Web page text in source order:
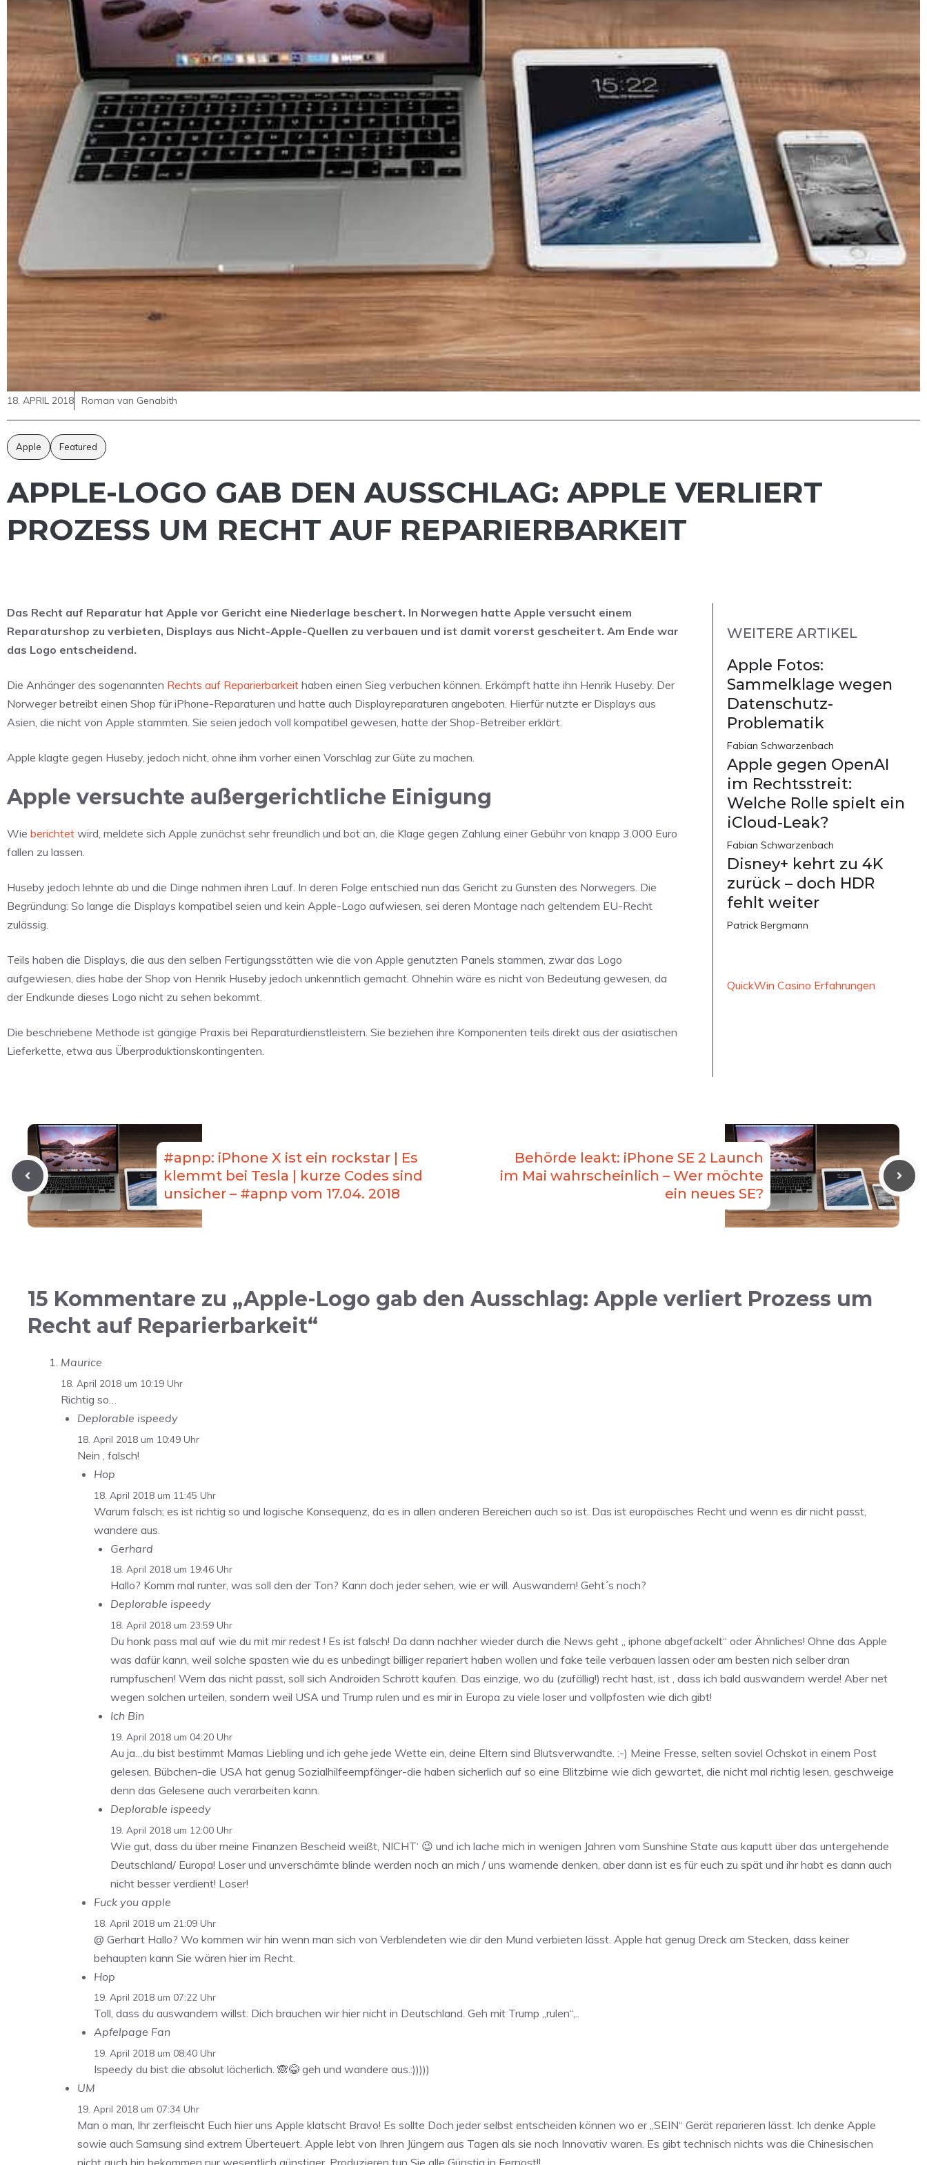
18. APRIL 2018 Roman van Genabith
Apple Featured
APPLE-LOGO GAB DEN AUSSCHLAG: APPLE VERLIERT
PROZESS UM RECHT AUF REPARIERBARKEIT
Das Recht auf Reparatur hat Apple vor Gericht eine Niederlage beschert. In Norwegen hatte Apple versucht einem
Reparaturshop zu verbieten, Displays aus Nicht-Apple-Quellen zu verbauen und ist damit vorerst gescheitert. Am Ende war
das Logo entscheidend.
Die Anhänger des sogenannten Rechts auf Reparierbarkeit haben einen Sieg verbuchen können. Erkämpft hatte ihn Henrik Huseby. Der
Norweger betreibt einen Shop für iPhone-Reparaturen und hatte auch Displayreparaturen angeboten. Hierfür nutzte er Displays aus
Asien, die nicht von Apple stammten. Sie seien jedoch voll kompatibel gewesen, hatte der Shop-Betreiber erklärt.
Apple klagte gegen Huseby, jedoch nicht, ohne ihm vorher einen Vorschlag zur Güte zu machen.
Apple versuchte außergerichtliche Einigung
Wie berichtet wird, meldete sich Apple zunächst sehr freundlich und bot an, die Klage gegen Zahlung einer Gebühr von knapp 3.000 Euro
fallen zu lassen.
Huseby jedoch lehnte ab und die Dinge nahmen ihren Lauf. In deren Folge entschied nun das Gericht zu Gunsten des Norwegers. Die
Begründung: So lange die Displays kompatibel seien und kein Apple-Logo aufwiesen, sei deren Montage nach geltendem EU-Recht
zulässig.
Teils haben die Displays, die aus den selben Fertigungsstätten wie die von Apple genutzten Panels stammen, zwar das Logo
aufgewiesen, dies habe der Shop von Henrik Huseby jedoch unkenntlich gemacht. Ohnehin wäre es nicht von Bedeutung gewesen, da
der Endkunde dieses Logo nicht zu sehen bekommt.
Die beschriebene Methode ist gängige Praxis bei Reparaturdienstleistern. Sie beziehen ihre Komponenten teils direkt aus der asiatischen
Lieferkette, etwa aus Überproduktionskontingenten.
WEITERE ARTIKEL
Apple Fotos:
Sammelklage wegen
Datenschutz-
Problematik
Fabian Schwarzenbach
Apple gegen OpenAI
im Rechtsstreit:
Welche Rolle spielt ein
iCloud-Leak?
Fabian Schwarzenbach
Disney+ kehrt zu 4K
zurück – doch HDR
fehlt weiter
Patrick Bergmann
QuickWin Casino Erfahrungen
#apnp: iPhone X ist ein rockstar | Es
klemmt bei Tesla | kurze Codes sind
unsicher – #apnp vom 17.04. 2018
Behörde leakt: iPhone SE 2 Launch
im Mai wahrscheinlich – Wer möchte
ein neues SE?
15 Kommentare zu „Apple-Logo gab den Ausschlag: Apple verliert Prozess um
Recht auf Reparierbarkeit“
Maurice
18. April 2018 um 10:19 Uhr
Richtig so…
Deplorable ispeedy
18. April 2018 um 10:49 Uhr
Nein , falsch!
Hop
18. April 2018 um 11:45 Uhr
Warum falsch; es ist richtig so und logische Konsequenz, da es in allen anderen Bereichen auch so ist. Das ist europäisches Recht und wenn es dir nicht passt,
wandere aus.
Gerhard
18. April 2018 um 19:46 Uhr
Hallo? Komm mal runter, was soll den der Ton? Kann doch jeder sehen, wie er will. Auswandern! Geht´s noch?
Deplorable ispeedy
18. April 2018 um 23:59 Uhr
Du honk pass mal auf wie du mit mir redest ! Es ist falsch! Da dann nachher wieder durch die News geht „ iphone abgefackelt“ oder Ähnliches! Ohne das Apple
was dafür kann, weil solche spasten wie du es unbedingt billiger repariert haben wollen und fake teile verbauen lassen oder am besten nich selber dran
rumpfuschen! Wem das nicht passt, soll sich Androiden Schrott kaufen. Das einzige, wo du (zufällig!) recht hast, ist , dass ich bald auswandern werde! Aber net
wegen solchen urteilen, sondern weil USA und Trump rulen und es mir in Europa zu viele loser und vollpfosten wie dich gibt!
Ich Bin
19. April 2018 um 04:20 Uhr
Au ja…du bist bestimmt Mamas Liebling und ich gehe jede Wette ein, deine Eltern sind Blutsverwandte. :-) Meine Fresse, selten soviel Ochskot in einem Post
gelesen. Bübchen-die USA hat genug Sozialhilfeempfänger-die haben sicherlich auf so eine Blitzbirne wie dich gewartet, die nicht mal richtig lesen, geschweige
denn das Gelesene auch verarbeiten kann.
Deplorable ispeedy
19. April 2018 um 12:00 Uhr
Wie gut, dass du über meine Finanzen Bescheid weißt, NICHT‘ 😉 und ich lache mich in wenigen Jahren vom Sunshine State aus kaputt über das untergehende
Deutschland/ Europa! Loser und unverschämte blinde werden noch an mich / uns warnende denken, aber dann ist es für euch zu spät und ihr habt es dann auch
nicht besser verdient! Loser!
Fuck you apple
18. April 2018 um 21:09 Uhr
@ Gerhart Hallo? Wo kommen wir hin wenn man sich von Verblendeten wie dir den Mund verbieten lässt. Apple hat genug Dreck am Stecken, dass keiner
behaupten kann Sie wären hier im Recht.
Hop
19. April 2018 um 07:22 Uhr
Toll, dass du auswandern willst. Dich brauchen wir hier nicht in Deutschland. Geh mit Trump „rulen“,..
Apfelpage Fan
19. April 2018 um 08:40 Uhr
Ispeedy du bist die absolut lächerlich. 🙈😂 geh und wandere aus.:)))))
UM
19. April 2018 um 07:34 Uhr
Man o man, Ihr zerfleischt Euch hier uns Apple klatscht Bravo! Es sollte Doch jeder selbst entscheiden können wo er „SEIN“ Gerät reparieren lässt. Ich denke Apple
sowie auch Samsung sind extrem Überteuert. Apple lebt von Ihren Jüngern aus Tagen als sie noch Innovativ waren. Es gibt technisch nichts was die Chinesischen
nicht auch hin bekommen nur wesentlich günstiger. Produzieren tun Sie alle Günstig in Fernost!!